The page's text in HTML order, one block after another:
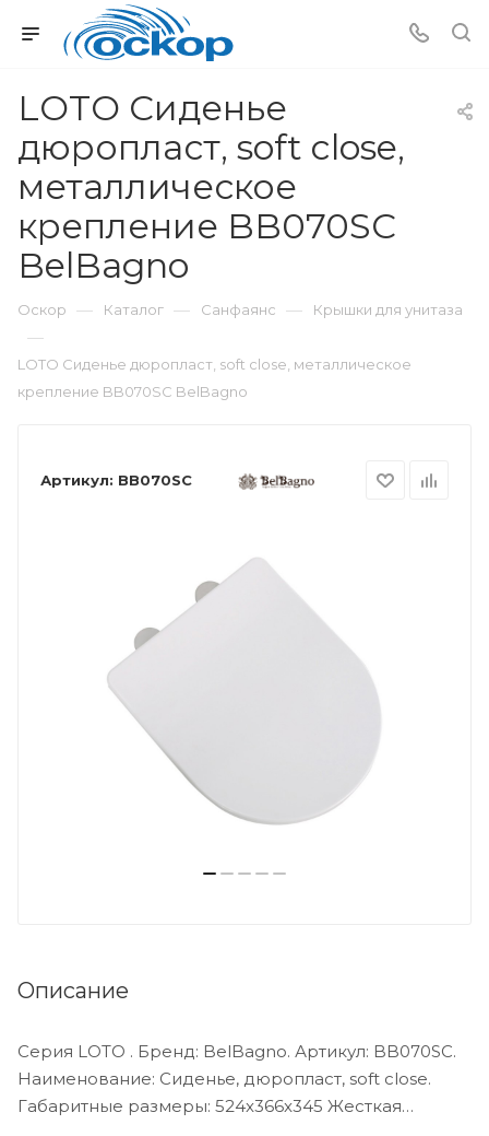
LOTO Сиденье
дюропласт, soft close,
металлическое
крепление BB070SC
BelBagno
Оскор — Каталог — Санфаянс — Крышки для унитаза
—
LOTO Сиденье дюропласт, soft close, металлическое
крепление BB070SC BelBagno
Артикул: BB070SC
Описание
Серия LOTO . Бренд: BelBagno. Артикул: BB070SC.
Наименование: Сиденье, дюропласт, soft close.
Габаритные размеры: 524x366x345 Жесткая